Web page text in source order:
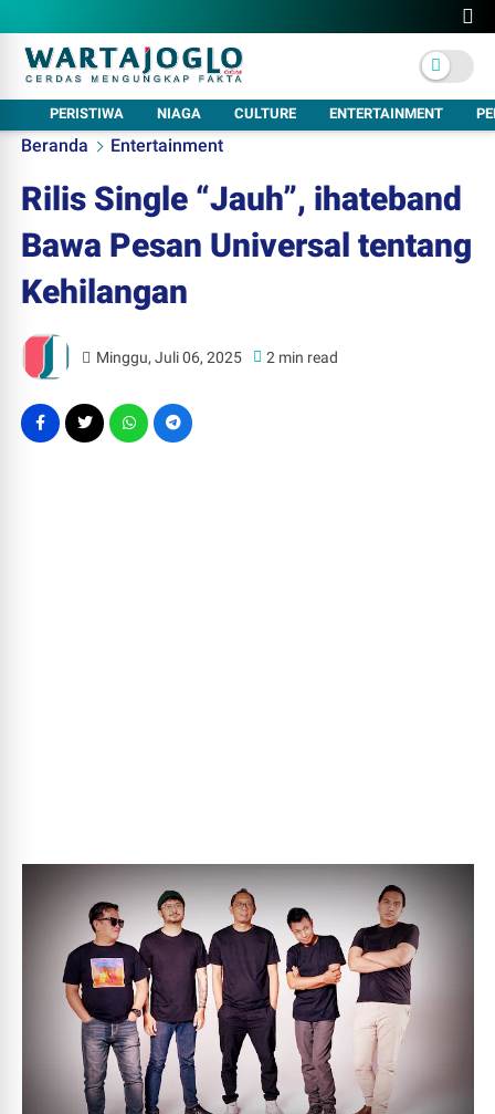
PERISTIWA NIAGA CULTURE ENTERTAINMENT
Beranda Entertainment
Rilis Single “Jauh”, ihateband
Bawa Pesan Universal tentang
Kehilangan
Minggu, Juli 06, 2025 2 min read